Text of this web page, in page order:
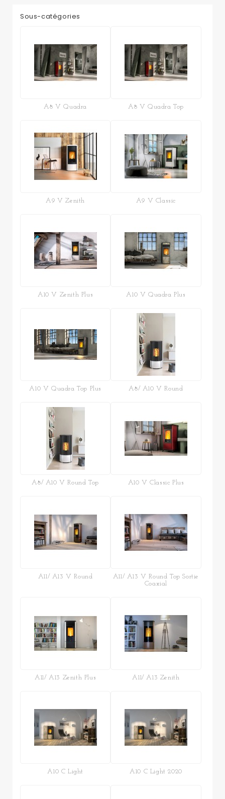
Sous-catégories
A8 V Quadra A8 V Quadra Top
A9 V Zenith A9 V Classic
A10 V Zenith Plus A10 V Quadra Plus
A10 V Quadra Top Plus A8/ A10 V Round
A8/ A10 V Round Top A10 V Classic Plus
A11/ A13 V Round
A11/ A13 V Round Top Sortie
Coaxial
A11/ A13 Zenith Plus A11/ A13 Zenith
A10 C Light A10 C Light 2020